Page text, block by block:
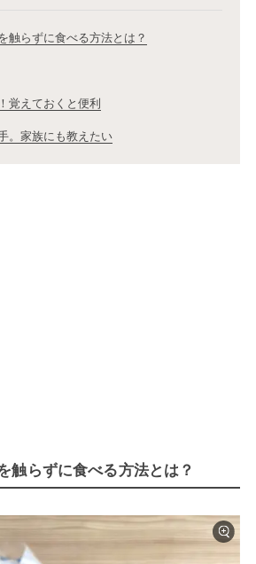
触らずに食べる方法とは？
覚えておくと便利
。家族にも教えたい
触らずに食べる方法とは？